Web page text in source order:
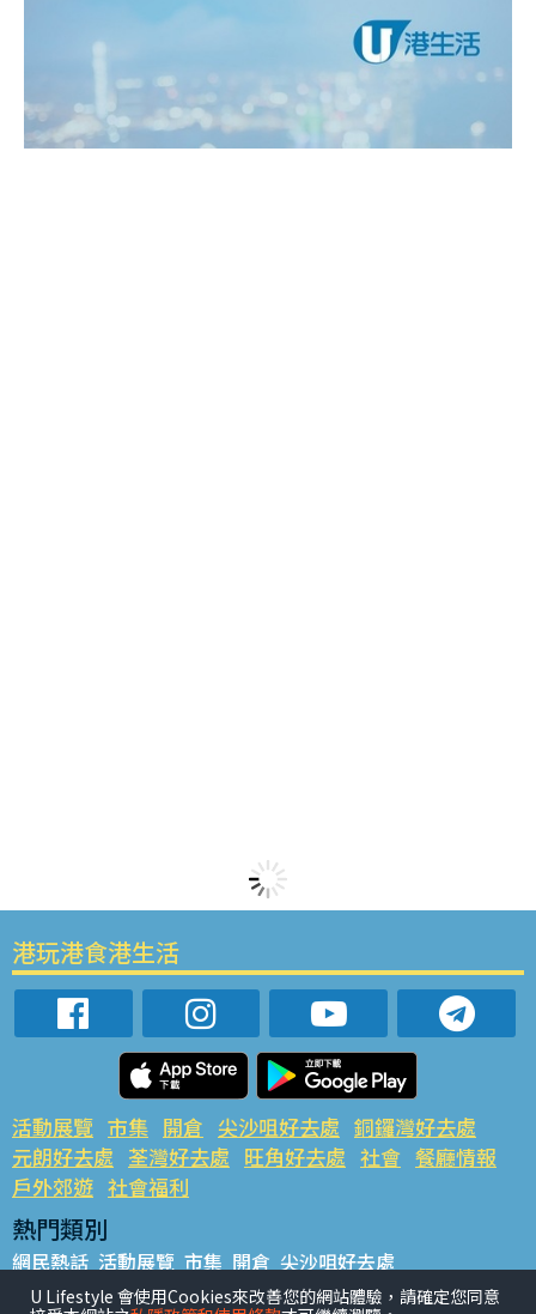
港玩港食港生活
活動展覽 市集 開倉 尖沙咀好去處 銅鑼灣好去處
元朗好去處 荃灣好去處 旺角好去處 社會 餐廳情報
戶外郊遊 社會福利
熱門類別
網民熱話 活動展覽 市集 開倉 尖沙咀好去處
銅鑼灣好去處 元朗好去處 荃灣好去處 旺角好去處 社會
U Lifestyle 會使用Cookies來改善您的網站體驗，請確定您同意